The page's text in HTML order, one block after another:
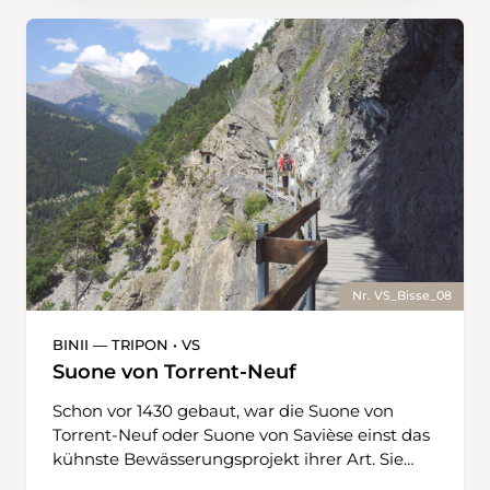
von Weisserlen gesäumt, gefolgt von einem
dichten Fichtenwald. Sie überwindet eine
Felssperre als 5 m hoher Wasserfall und verteilt
schliesslich ihr Wasser auf duftende
Kräuterwiesen.
Nr. VS_Bisse_08
BINII — TRIPON • VS
Suone von Torrent-Neuf
Schon vor 1430 gebaut, war die Suone von
Torrent-Neuf oder Suone von Savièse einst das
kühnste Bewässerungsprojekt ihrer Art. Sie